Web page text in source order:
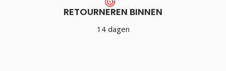
RETOURNEREN BINNEN
14 dagen